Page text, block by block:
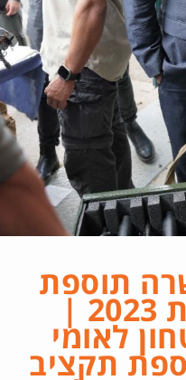
תוספת
תקציב לשנת 2023 |
לאומי
תקציב